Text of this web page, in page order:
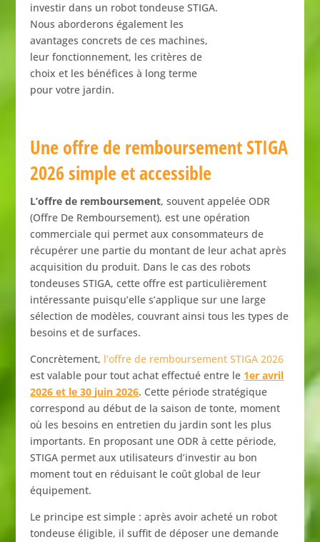
investirdans un robottondeuseSTIGA.
Nousaborderonségalement les
avantagesconcretsdeces machines,
leurfonctionnement, lescritèresde
choixet les bénéficesà longterme
pourvotre jardin.
UneoffrederemboursementSTIGA
2026simpleetaccessible
L’offrede remboursement,souventappelée ODR
(Offre De Remboursement),est uneopération
commercialequi permetauxconsommateursde
récupérer une partiedu montantde leurachataprès
acquisitiondu produit. Dans lecasdes robots
tondeusesSTIGA,cetteoffreest particulièrement
intéressante puisqu’elles’appliquesur une large
sélectionde modèles,couvrantainsitous lestypesde
besoinsetdesurfaces.
Concrètement, l’offrede remboursementSTIGA2026
estvalable pourtoutachateffectuéentre le 1eravril
2026et le30 juin2026. Cette périodestratégique
correspondaudébutde lasaisondetonte, moment
où les besoinsenentretiendu jardinsont les plus
importants. En proposant une ODRàcette période,
STIGA permetaux utilisateursd’investirau bon
momenttouten réduisant lecoûtglobalde leur
équipement.
Le principeestsimple :aprèsavoiracheté un robot
tondeuseéligible, ilsuffitdedéposer unedemande